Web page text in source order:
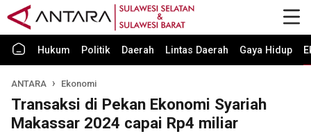
Hukum Politik Daerah Lintas Daerah Gaya Hidup
ANTARA Ekonomi
Transaksi di Pekan Ekonomi Syariah
Makassar 2024 capai Rp4 miliar